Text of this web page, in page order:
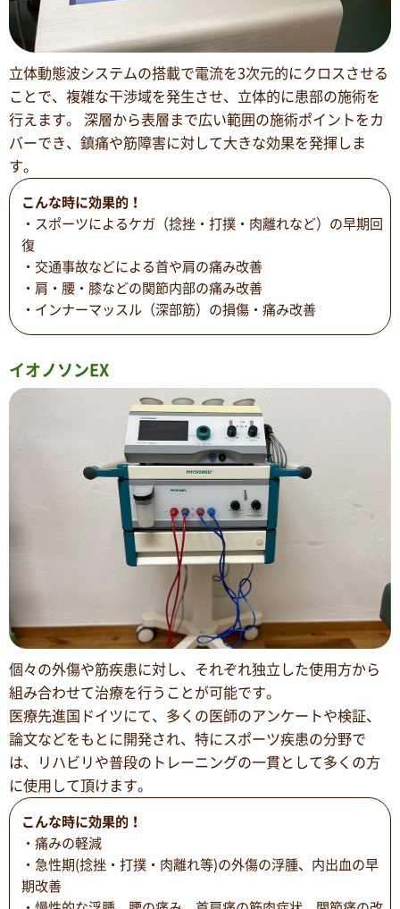
立体動態波システムの搭載で電流を3次元的にクロスさせる
ことで、複雑な干渉域を発生させ、立体的に患部の施術を
行えます。 深層から表層まで広い範囲の施術ポイントをカ
バーでき、鎮痛や筋障害に対して大きな効果を発揮しま
す。
こんな時に効果的！
・スポーツによるケガ（捻挫・打撲・肉離れなど）の早期回
復
・交通事故などによる首や肩の痛み改善
・肩・腰・膝などの関節内部の痛み改善
・インナーマッスル（深部筋）の損傷・痛み改善
イオノソンEX
個々の外傷や筋疾患に対し、それぞれ独立した使用方から
組み合わせて治療を行うことが可能です。
医療先進国ドイツにて、多くの医師のアンケートや検証、
論文などをもとに開発され、特にスポーツ疾患の分野で
は、リハビリや普段のトレーニングの一貫として多くの方
に使用して頂けます。
こんな時に効果的！
・痛みの軽減
・急性期(捻挫・打撲・肉離れ等)の外傷の浮腫、内出血の早
期改善